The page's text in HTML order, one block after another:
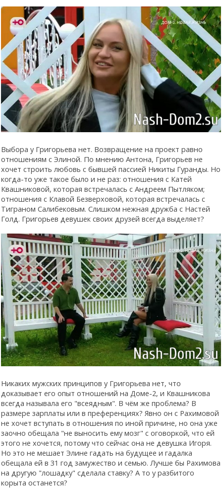
Выбора у Григорьева нет. Возвращение на проект равно
отношениям с Элиной. По мнению Антона, Григорьев не
хочет строить любовь с бывшей пассией Никиты Гуранды. Но
когда-то уже такое было и не раз: отношения с Катей
Квашниковой, которая встречалась с Андреем Пытляком;
отношения с Клавой Безверховой, которая встречалась с
Тиграном Салибековым. Слишком нежная дружба с Настей
Голд. Григорьев девушек своих друзей всегда выделяет?
Никаких мужских принципов у Григорьева нет, что
доказывает его опыт отношений на Доме-2, и Квашникова
всегда называла его "всеядным". В чём же проблема? В
размере зарплаты или в преференциях? Явно он с Рахимовой
не хочет вступать в отношения по иной причине, но она уже
заочно обещала "не выносить ему мозг" с оговоркой, что ей
этого не хочется, потому что сейчас она не девушка Игоря.
Но это не мешает Элине гадать на будущее и гадалка
обещала ей в 31 год замужество и семью. Лучше бы Рахимова
на другую "лошадку" сделала ставку? А то у разбитого
корыта останется?